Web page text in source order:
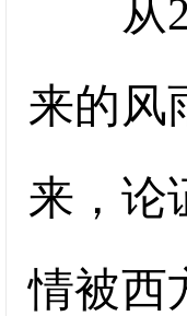
从
来的风
来，论
情被西